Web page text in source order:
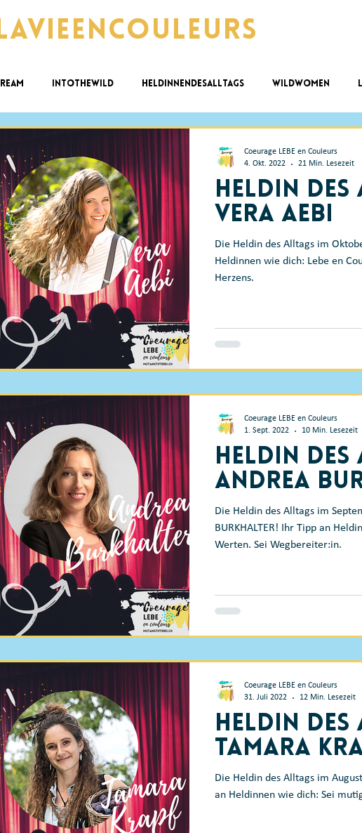
intothewild HeldinnendesAlltags wildwomen
Heldin
Vera Aebi
Die Heldin des Alltags im
Heldinnen wie dich: Lebe en
Herzens.
Coeurage LEBE en Couleurs
4. Okt. 2022
21 Min. Lesezeit
Heldin
Andrea
Die Heldin des Alltags im
BURKHALTER! Ihr Tipp an
Werten. Sei Wegbereiter:in.
Coeurage LEBE en Couleurs
1. Sept. 2022
10 Min. Lesezeit
Heldin
Tamara
Die Heldin des Alltags im
an Heldinnen wie dich: Sei
Coeurage LEBE en Couleurs
31. Juli 2022
12 Min. Lesezeit